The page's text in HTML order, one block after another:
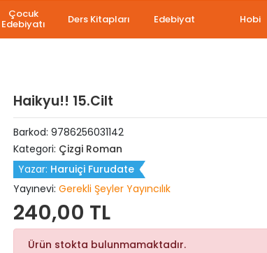
Çocuk
Edebiyatı Ders Kitapları Edebiyat Hobi
Haikyu!! 15.Cilt
Barkod: 9786256031142
Kategori: Çizgi Roman
Yazar: Haruiçi Furudate
Yayınevi: Gerekli Şeyler Yayıncılık
240,00 TL
Ürün stokta bulunmamaktadır.